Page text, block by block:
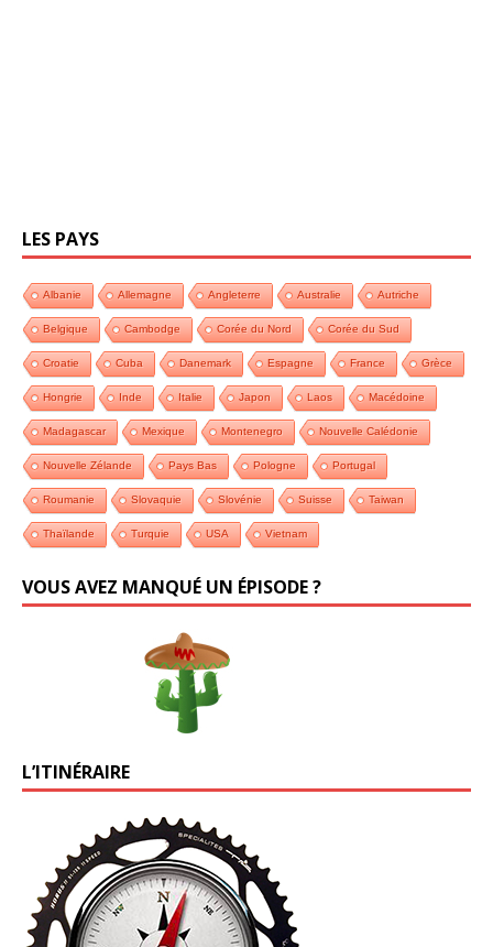
LES PAYS
Albanie Allemagne Angleterre Australie Autriche
Belgique Cambodge Corée du Nord Corée du Sud
Croatie Cuba Danemark Espagne France Grèce
Hongrie Inde Italie Japon Laos Macédoine
Madagascar Mexique Montenegro Nouvelle Calédonie
Nouvelle Zélande Pays Bas Pologne Portugal
Roumanie Slovaquie Slovénie Suisse Taiwan
Thaïlande Turquie USA Vietnam
VOUS AVEZ MANQUÉ UN ÉPISODE ?
L’ITINÉRAIRE